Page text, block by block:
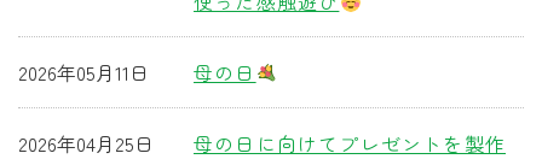
母の日
2026年05月11日
母の日に向けてプレゼントを製作
2026年04月25日